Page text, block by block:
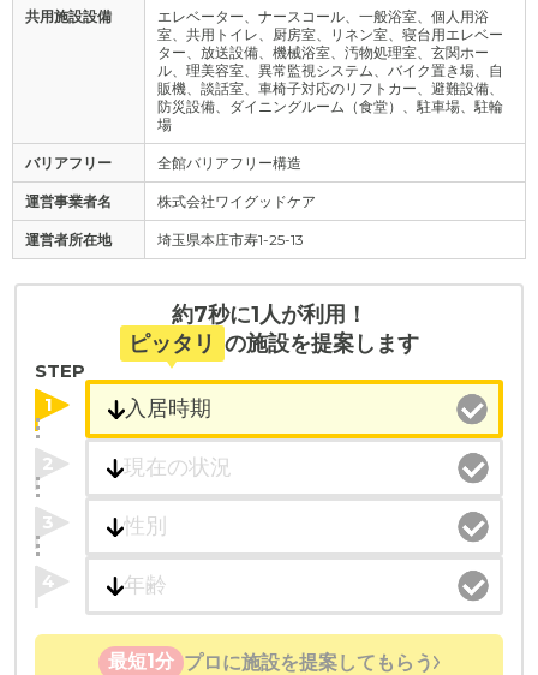
共用施設設備
エレベーター、ナースコール、一般浴室、個人用浴
室、共用トイレ、厨房室、リネン室、寝台用エレベー
ター、放送設備、機械浴室、汚物処理室、玄関ホー
ル、理美容室、異常監視システム、バイク置き場、自
販機、談話室、車椅子対応のリフトカー、避難設備、
防災設備、ダイニングルーム（食堂）、駐車場、駐輪
場
バリアフリー 全館バリアフリー構造
運営事業者名 株式会社ワイグッドケア
運営者所在地 埼玉県本庄市寿1-25-13
約7秒に1人が利用！
ピッタリ の施設を提案します
STEP
1
2
3
4
最短1分 プロに施設を提案してもらう